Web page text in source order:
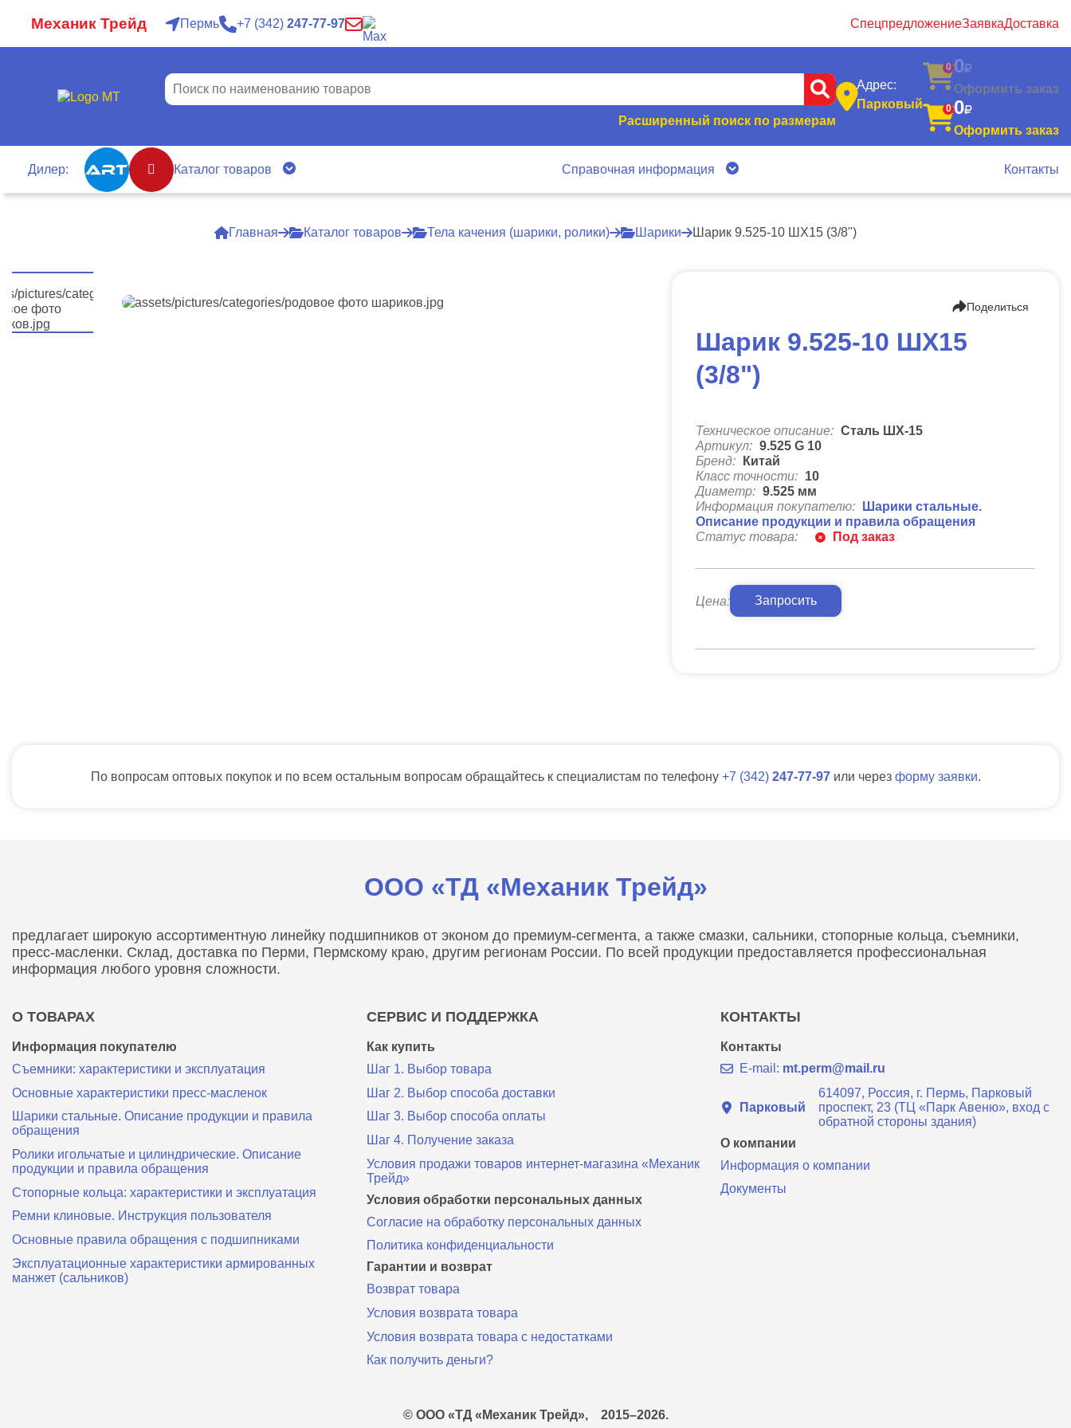
Механик Трейд Пермь 7 342 247-77-97 СпецпредложениеЗаявкаДоставка
Расширенный поиск по размерам
Адрес:
Парковый
0 0
Оформить заказ
0 0
Оформить заказ
Дилер: Каталог товаров Справочная информация Контакты
Главная Каталог товаров Тела качения (шарики, ролики) Шарики Шарик 9.525-10 ШХ15 (3/8")
Поделиться
Шарик 9.525-10 ШХ15
(3/8")
Техническое описание: Сталь ШХ-15
Артикул: 9.525 G 10
Бренд:
Китай
Класс точности: 10
Диаметр: 9.525 мм
Информация покупателю:
Шарики стальные.
Описание продукции и правила обращения
Статус товара:
Под заказ
Цена: Запросить
По вопросам оптовых покупок и по всем остальным вопросам обращайтесь к специалистам по телефону 7 342 247-77-97 или через форму заявки.
ООО «ТД «Механик Трейд»
предлагает широкую ассортиментную линейку подшипников от эконом до премиум-сегмента, а также смазки, сальники, стопорные кольца, съемники,
пресс-масленки. Склад, доставка по Перми, Пермскому краю, другим регионам России. По всей продукции предоставляется профессиональная
информация любого уровня сложности.
О ТОВАРАХ
Информация покупателю
Съемники: характеристики и эксплуатация
Основные характеристики пресс‑масленок
Шарики стальные. Описание продукции и правила
обращения
Ролики игольчатые и цилиндрические. Описание
продукции и правила обращения
Стопорные кольца: характеристики и эксплуатация
Ремни клиновые. Инструкция пользователя
Основные правила обращения с подшипниками
Эксплуатационные характеристики армированных
манжет (сальников)
СЕРВИС И ПОДДЕРЖКА
Как купить
Шаг 1. Выбор товара
Шаг 2. Выбор способа доставки
Шаг 3. Выбор способа оплаты
Шаг 4. Получение заказа
Условия продажи товаров интернет-магазина «Механик
Трейд»
Условия обработки персональных данных
Согласие на обработку персональных данных
Политика конфиденциальности
Гарантии и возврат
Возврат товара
Условия возврата товара
Условия возврата товара с недостатками
Как получить деньги?
КОНТАКТЫ
Контакты
E-mail: mt.perm@mail.ru
Парковый
614097, Россия, г. Пермь, Парковый
проспект, 23 (ТЦ «Парк Авеню», вход с
обратной стороны здания)
О компании
Информация о компании
Документы
© ООО «ТД «Механик Трейд», 2015–2026.